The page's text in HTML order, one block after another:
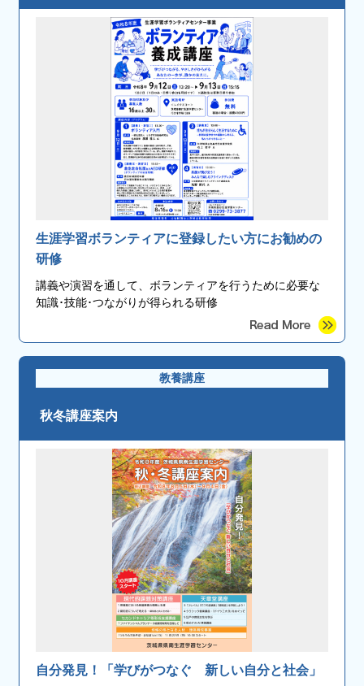
生涯学習ボランティアに登録したい方にお勧めの
研修
講義や演習を通して、ボランティアを行うために必要な
知識･技能･つながりが得られる研修
教養講座
秋冬講座案内
自分発見！「学びがつなぐ 新しい自分と社会」